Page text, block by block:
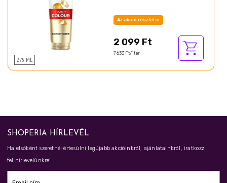
275 ML
Az akció részletei
2 099 Ft
7 633 Ft/liter
SHOPERIA HÍRLEVÉL
Ha elsőként szeretnél értesülni legújabb akcióinkról, ajánlatainkról, iratkozz
fel hírlevelünkre!